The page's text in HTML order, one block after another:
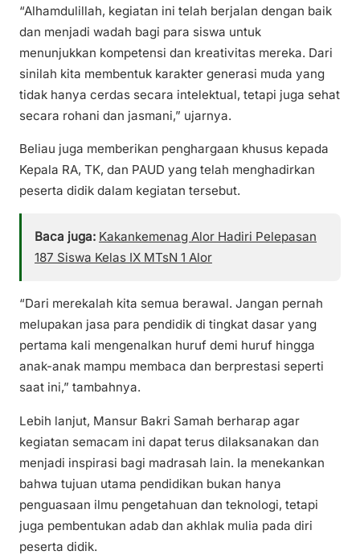
“Alhamdulillah, kegiatan ini telah berjalan dengan baik
dan menjadi wadah bagi para siswa untuk
menunjukkan kompetensi dan kreativitas mereka. Dari
sinilah kita membentuk karakter generasi muda yang
tidak hanya cerdas secara intelektual, tetapi juga sehat
secara rohani dan jasmani,” ujarnya.
Beliau juga memberikan penghargaan khusus kepada
Kepala RA, TK, dan PAUD yang telah menghadirkan
peserta didik dalam kegiatan tersebut.
Baca juga: Kakankemenag Alor Hadiri Pelepasan
187 Siswa Kelas IX MTsN 1 Alor
“Dari merekalah kita semua berawal. Jangan pernah
melupakan jasa para pendidik di tingkat dasar yang
pertama kali mengenalkan huruf demi huruf hingga
anak-anak mampu membaca dan berprestasi seperti
saat ini,” tambahnya.
Lebih lanjut, Mansur Bakri Samah berharap agar
kegiatan semacam ini dapat terus dilaksanakan dan
menjadi inspirasi bagi madrasah lain. Ia menekankan
bahwa tujuan utama pendidikan bukan hanya
penguasaan ilmu pengetahuan dan teknologi, tetapi
juga pembentukan adab dan akhlak mulia pada diri
peserta didik.